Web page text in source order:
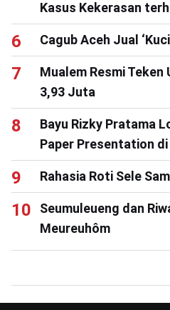
Kasus Kekerasan
Cagub Aceh Jual
Mualem Resmi Teken
3,93 Juta
Bayu Rizky Pratama
Paper Presentation di
Rahasia Roti Sele
Seumuleueng dan
Meureuhôm